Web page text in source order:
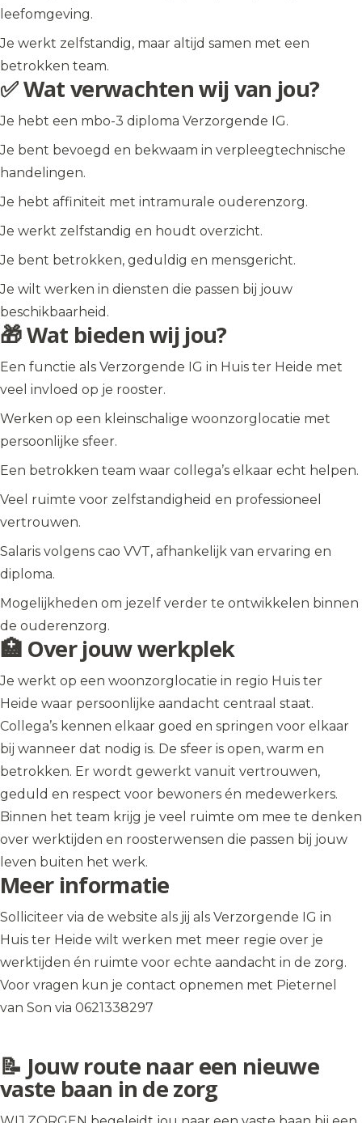
leefomgeving.
Je werkt zelfstandig, maar altijd samen met een
betrokken team.
✅ Wat verwachten wij van jou?
Je hebt een mbo-3 diploma Verzorgende IG.
Je bent bevoegd en bekwaam in verpleegtechnische
handelingen.
Je hebt affiniteit met intramurale ouderenzorg.
Je werkt zelfstandig en houdt overzicht.
Je bent betrokken, geduldig en mensgericht.
Je wilt werken in diensten die passen bij jouw
beschikbaarheid.
🎁 Wat bieden wij jou?
Een functie als Verzorgende IG in Huis ter Heide met
veel invloed op je rooster.
Werken op een kleinschalige woonzorglocatie met
persoonlijke sfeer.
Een betrokken team waar collega’s elkaar echt helpen.
Veel ruimte voor zelfstandigheid en professioneel
vertrouwen.
Salaris volgens cao VVT, afhankelijk van ervaring en
diploma.
Mogelijkheden om jezelf verder te ontwikkelen binnen
de ouderenzorg.
🏥 Over jouw werkplek
Je werkt op een woonzorglocatie in regio Huis ter
Heide waar persoonlijke aandacht centraal staat.
Collega’s kennen elkaar goed en springen voor elkaar
bij wanneer dat nodig is. De sfeer is open, warm en
betrokken. Er wordt gewerkt vanuit vertrouwen,
geduld en respect voor bewoners én medewerkers.
Binnen het team krijg je veel ruimte om mee te denken
over werktijden en roosterwensen die passen bij jouw
leven buiten het werk.
Meer informatie
Solliciteer via de website als jij als Verzorgende IG in
Huis ter Heide wilt werken met meer regie over je
werktijden én ruimte voor echte aandacht in de zorg.
Voor vragen kun je contact opnemen met Pieternel
van Son via 0621338297
📝 Jouw route naar een nieuwe
vaste baan in de zorg